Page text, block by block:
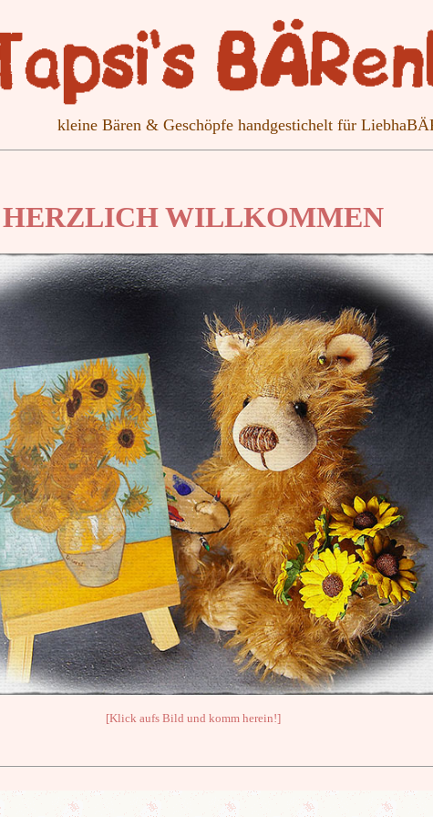
kleine Bären & Geschöpfe handgestichelt für
HERZLICH WILLKOMMEN
[Klick aufs Bild und komm herein!]